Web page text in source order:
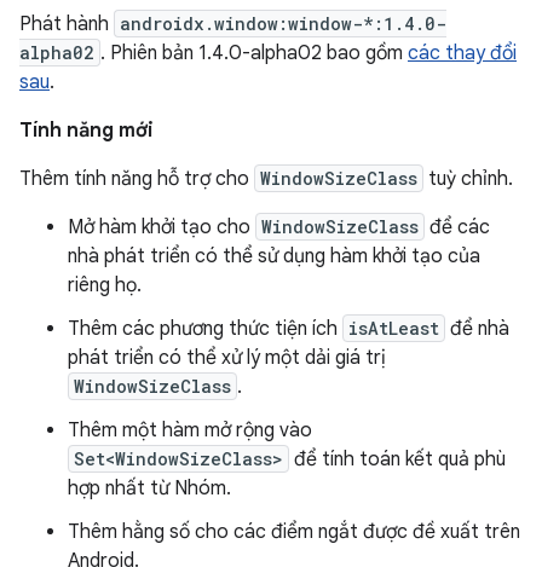
Phát hành androidx.window:window-*:1.4.0-
alpha02 . Phiên bản 1.4.0-alpha02 bao gồm các thay đổi
sau.
Tính năng mới
Thêm tính năng hỗ trợ cho WindowSizeClass tuỳ chỉnh.
Mở hàm khởi tạo cho WindowSizeClass để các
nhà phát triển có thể sử dụng hàm khởi tạo của
riêng họ.
Thêm các phương thức tiện ích isAtLeast để nhà
phát triển có thể xử lý một dải giá trị
WindowSizeClass .
Thêm một hàm mở rộng vào
Set<WindowSizeClass> để tính toán kết quả phù
hợp nhất từ Nhóm.
Thêm hằng số cho các điểm ngắt được đề xuất trên
Android.